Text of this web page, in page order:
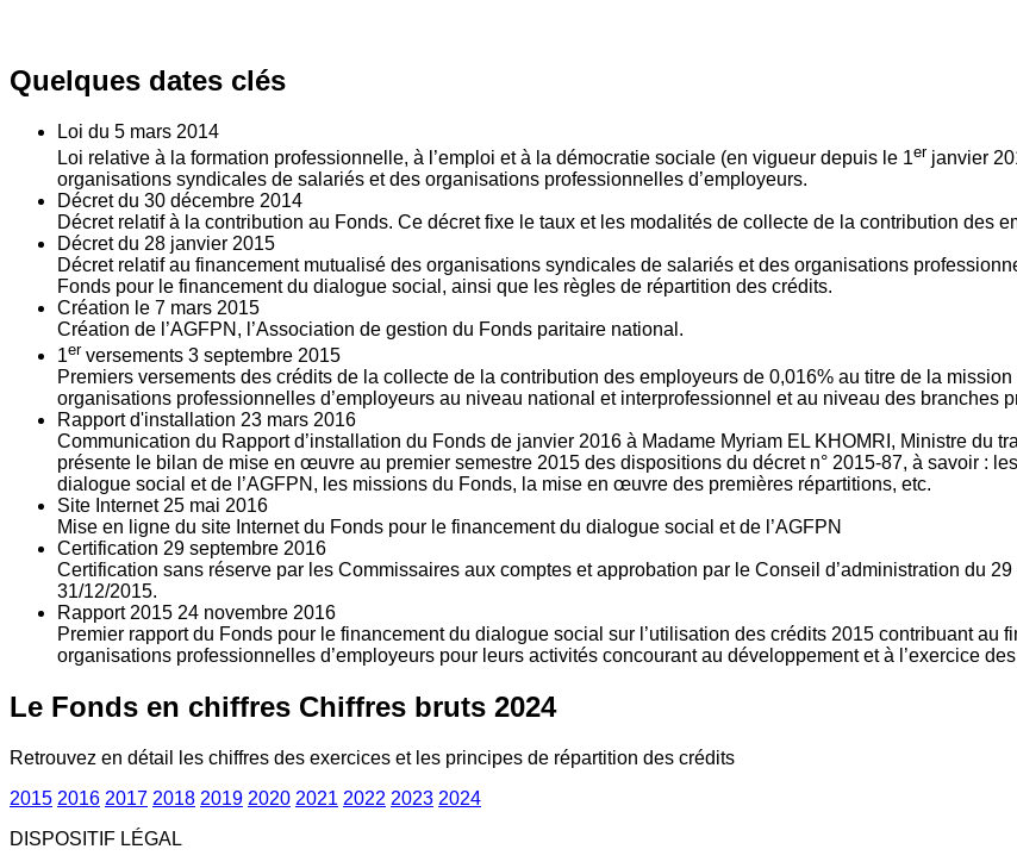
Quelques dates clés
Loi du 5 mars 2014
Loi relative à la formation professionnelle, à l’emploi et à la démocratie sociale (en vigueur depuis le 1er janvier
organisations syndicales de salariés et des organisations professionnelles d’employeurs.
Décret du 30 décembre 2014
Décret relatif à la contribution au Fonds. Ce décret fixe le taux et les modalités de collecte de la contribution des
Décret du 28 janvier 2015
Décret relatif au financement mutualisé des organisations syndicales de salariés et des organisations
Fonds pour le financement du dialogue social, ainsi que les règles de répartition des crédits.
Création le 7 mars 2015
Création de l’AGFPN, l’Association de gestion du Fonds paritaire national.
1er versements 3 septembre 2015
Premiers versements des crédits de la collecte de la contribution des employeurs de 0,016% au titre de la
organisations professionnelles d’employeurs au niveau national et interprofessionnel et au niveau des branches
Rapport d'installation 23 mars 2016
Communication du Rapport d’installation du Fonds de janvier 2016 à Madame Myriam EL KHOMRI, Ministre du
présente le bilan de mise en œuvre au premier semestre 2015 des dispositions du décret n° 2015-87, à savoir :
dialogue social et de l’AGFPN, les missions du Fonds, la mise en œuvre des premières répartitions, etc.
Site Internet 25 mai 2016
Mise en ligne du site Internet du Fonds pour le financement du dialogue social et de l’AGFPN
Certification 29 septembre 2016
Certification sans réserve par les Commissaires aux comptes et approbation par le Conseil d’administration du
31/12/2015.
Rapport 2015 24 novembre 2016
Premier rapport du Fonds pour le financement du dialogue social sur l’utilisation des crédits 2015 contribuant
organisations professionnelles d’employeurs pour leurs activités concourant au développement et à l’exercice
Le Fonds en chiffres Chiffres bruts 2024
Retrouvez en détail les chiffres des exercices et les principes de répartition des crédits
2015 2016 2017 2018 2019 2020 2021 2022 2023 2024
DISPOSITIF LÉGAL